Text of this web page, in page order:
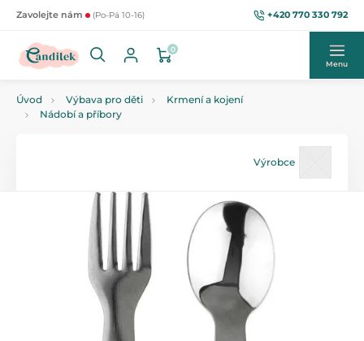
Zavolejte nám (Po-Pá 10-16) +420 770 330 792
0
Menu
Úvod Výbava pro děti
Krmení a kojení
Nádobí a příbory
Výrobce